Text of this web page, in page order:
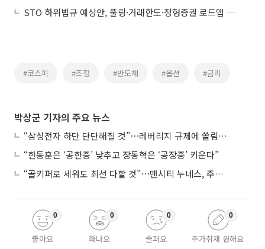
STO 하위법규 예상안, 풀링·거래한도·정형증권 로드맵 제시
#코스피 #조정 #반도체 #옵션 #금리
박상군 기자의 주요 뉴스
“삼성전자 하단 단단해질 것”⋯레버리지 규제에 쏠림 완화
“한동훈은 ‘공한증’ 낮추고 장동혁은 ‘공장증’ 키운다”
“골키퍼로 세워도 최선 다할 것”⋯맨시티 누네스, 주전 경쟁 각오
좋아요
0
화나요
0
슬퍼요
0
추가취재 원해요
0